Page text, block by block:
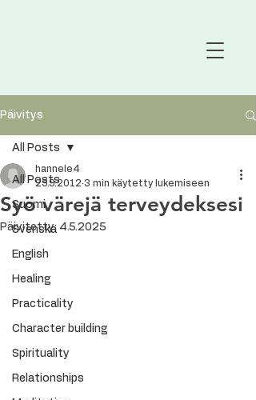
Päivitys
All Posts
Suomi
Svenska
English
Healing
Practicality
Character building
Spirituality
Relationships
All Posts
Syö värejä terveydeksesi
hannele4
25.9.2012 3 min käytetty lukemiseen
Päivitetty: 4.5.2025